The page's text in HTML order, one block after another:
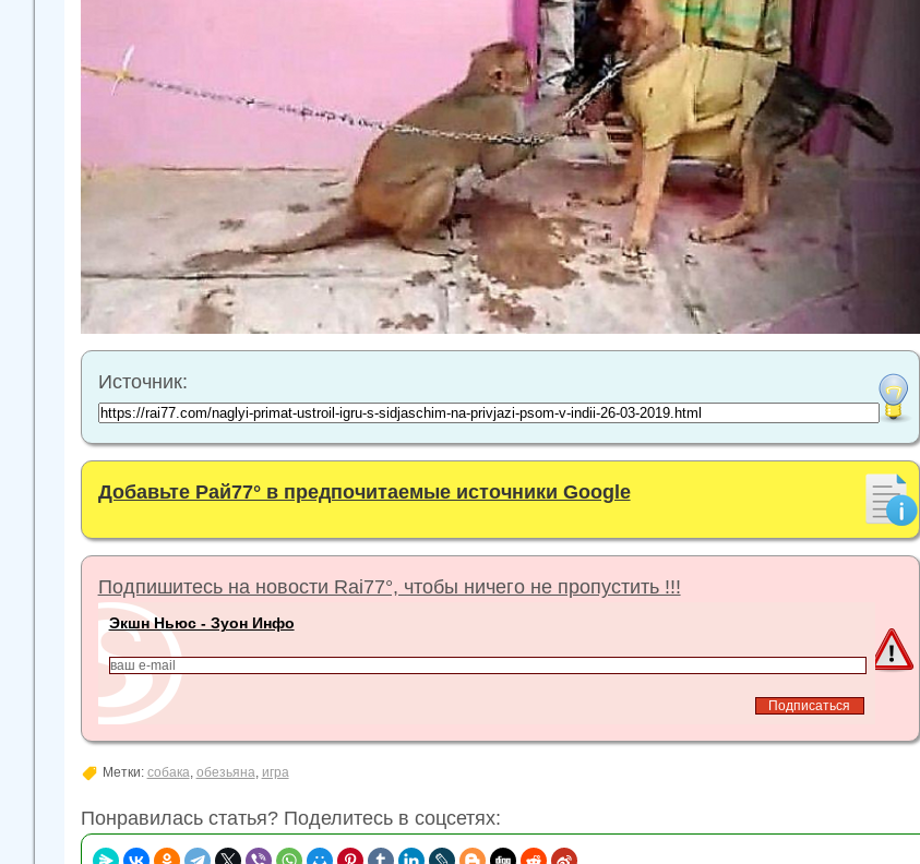
Источник:
Добавьте Рай77° в предпочитаемые источники Google
Подпишитесь на новости Rai77°, чтобы ничего не пропустить !!!
Экшн Ньюс - Зуон Инфо
Метки: собака, обезьяна, игра
Понравилась статья? Поделитесь в соцсетях: